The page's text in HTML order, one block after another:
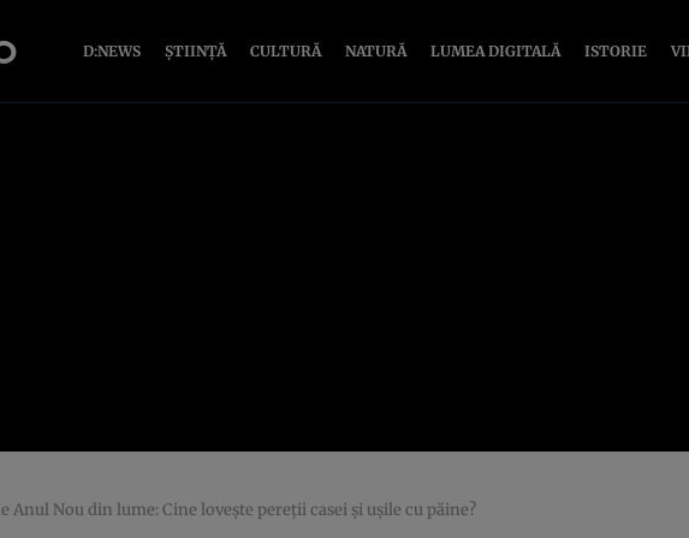
D:NEWS ȘTIINȚĂ CULTURĂ NATURĂ LUMEA DIGITALĂ ISTORIE
Anul Nou din lume: Cine lovește pereții casei și ușile cu păine?